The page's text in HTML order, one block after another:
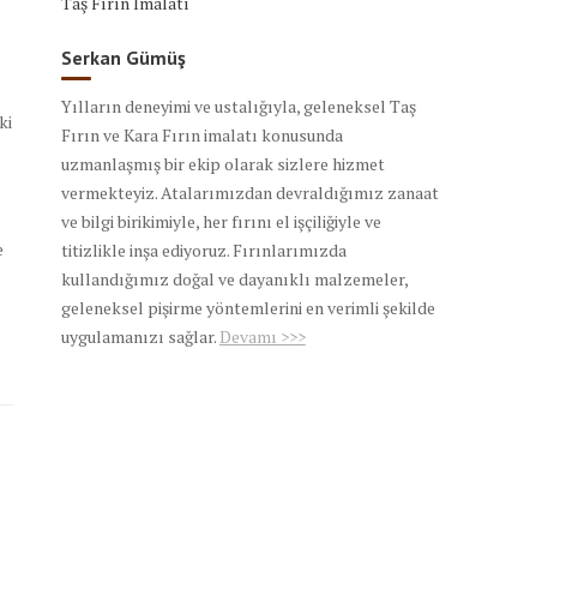
Serkan Gümüş
Yılların deneyimi ve ustalığıyla, geleneksel Taş
Fırın ve Kara Fırın imalatı konusunda
uzmanlaşmış bir ekip olarak sizlere hizmet
vermekteyiz. Atalarımızdan devraldığımız zanaat
ve bilgi birikimiyle, her fırını el işçiliğiyle ve
titizlikle inşa ediyoruz. Fırınlarımızda
kullandığımız doğal ve dayanıklı malzemeler,
geleneksel pişirme yöntemlerini en verimli şekilde
uygulamanızı sağlar. Devamı >>>